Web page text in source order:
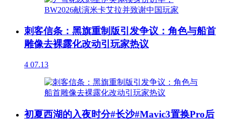
刺客信条：黑旗重制版引发争议：角色与船首
雕像去裸露化改动引玩家热议
4 07.13
初夏西湖的入夜时分#长沙#Mavic3置换Pro后